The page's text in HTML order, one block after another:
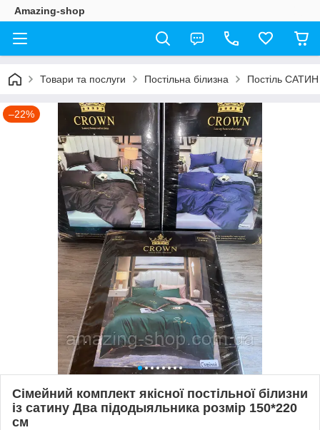
Amazing-shop
Товари та послуги Постільна білизна Постіль САТИН
–22%
Сімейний комплект якісної постільної білизни
із сатину Два підодыяльника розмір 150*220
см